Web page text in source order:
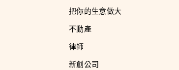
把你的生意做大
不動產
律師
新創公司